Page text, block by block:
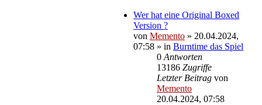
Wer hat eine Original Boxed
Version ?
von Memento » 20.04.2024,
07:58 » in Burntime das Spiel
0 Antworten
13186 Zugriffe
Letzter Beitrag von
Memento
20.04.2024, 07:58